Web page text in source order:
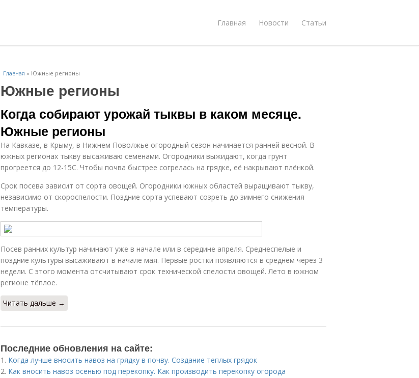
Главная Новости Статьи
Главная » Южные регионы
Южные регионы
Когда собирают урожай тыквы в каком месяце.
Южные регионы
На Кавказе, в Крыму, в Нижнем Поволжье огородный сезон начинается ранней весной. В
южных регионах тыкву высаживаю семенами. Огородники выжидают, когда грунт
прогреется до 12-15С. Чтобы почва быстрее согрелась на грядке, её накрывают плёнкой.
Срок посева зависит от сорта овощей. Огородники южных областей выращивают тыкву,
независимо от скороспелости. Поздние сорта успевают созреть до зимнего снижения
температуры.
Посев ранних культур начинают уже в начале или в середине апреля. Среднеспелые и
поздние культуры высаживают в начале мая. Первые ростки появляются в среднем через 3
недели. С этого момента отсчитывают срок технической спелости овощей. Лето в южном
регионе тёплое.
Читать дальше →
Последние обновления на сайте:
1. Когда лучше вносить навоз на грядку в почву. Создание теплых грядок
2. Как вносить навоз осенью под перекопку. Как производить перекопку огорода